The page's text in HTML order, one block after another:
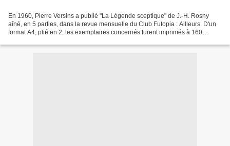
En 1960, Pierre Versins a publié "La Légende sceptique" de J.-H. Rosny
aîné, en 5 parties, dans la revue mensuelle du Club Futopia : Ailleurs. D'un
format A4, plié en 2, les exemplaires concernés furent imprimés à 160